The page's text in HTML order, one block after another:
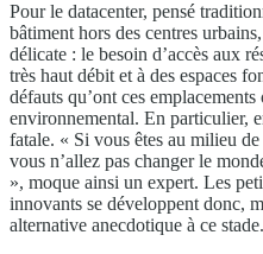
Pour le datacenter, pensé
bâtiment hors des centres
délicate : le besoin d’accès aux
très haut débit et à des espaces
défauts qu’ont ces
environnemental. En particulier,
fatale. « Si vous êtes au milieu
vous n’allez pas changer le
», moque ainsi un expert. Les
innovants se développent donc,
alternative anecdotique à ce stade.